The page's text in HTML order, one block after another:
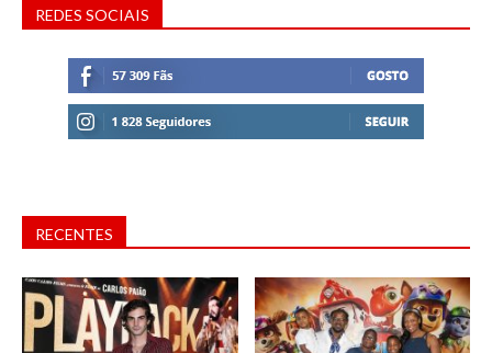
REDES SOCIAIS
RECENTES